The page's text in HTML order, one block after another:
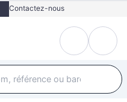
Contactez-nous